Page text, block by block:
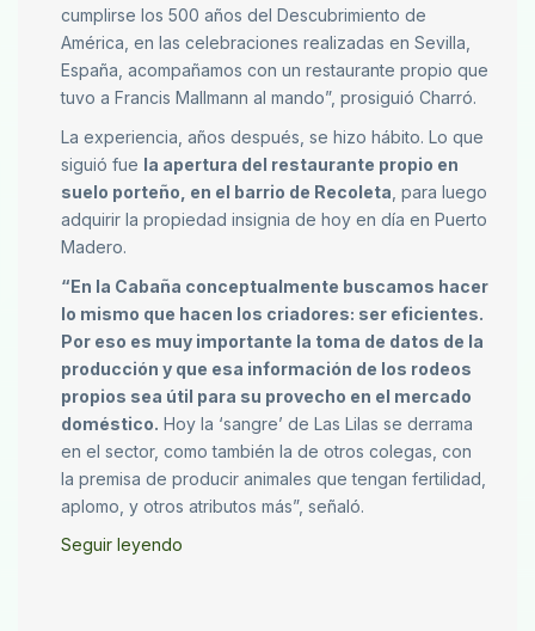
cumplirse los 500 años del Descubrimiento de
América, en las celebraciones realizadas en Sevilla,
España, acompañamos con un restaurante propio que
tuvo a Francis Mallmann al mando”, prosiguió Charró.
La experiencia, años después, se hizo hábito. Lo que
siguió fue la apertura del restaurante propio en
suelo porteño, en el barrio de Recoleta , para luego
adquirir la propiedad insignia de hoy en día en Puerto
Madero.
“En la Cabaña conceptualmente buscamos hacer
lo mismo que hacen los criadores: ser eficientes.
Por eso es muy importante la toma de datos de la
producción y que esa información de los rodeos
propios sea útil para su provecho en el mercado
doméstico. Hoy la ‘sangre’ de Las Lilas se derrama
en el sector, como también la de otros colegas, con
la premisa de producir animales que tengan fertilidad,
aplomo, y otros atributos más”, señaló.
Seguir leyendo